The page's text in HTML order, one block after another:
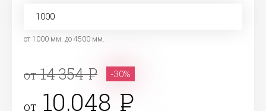
от 1000 мм. до 4500 мм.
от14 354 -30%
от 10,048